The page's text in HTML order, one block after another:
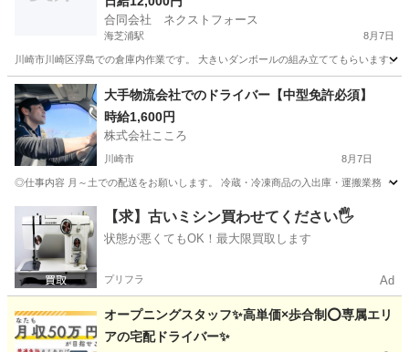
合同会社 ネクストフォース
海芝浦駅 8月7日
川崎市川崎区浮島での倉庫内作業です。 大きいダンボールの組み立ててもらいます
神奈川 横浜市 海芝浦駅 ドライバー 65歳
大手物流会社でのドライバー【中型免許必須】
時給1,600円
株式会社こころ
川崎市 8月7日
◎仕事内容 月～土での配送をお願いします。 冷蔵・冷凍商品の入出庫・運搬業務 ・
神奈川 川崎市 ドライバー 時給
【求】古いミシン買わせてください🖐️
状態が悪くてもOK！最大限買取します
プリフラ Ad
オープニングスタッフ✨高単価×歩合制⭕️専属エリ
アの宅配ドライバー✨